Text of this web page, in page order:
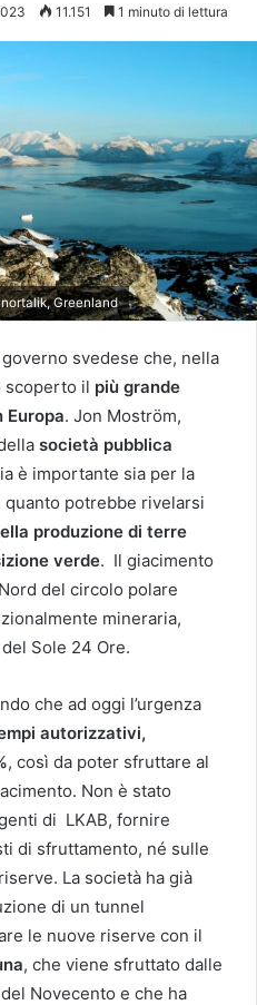
11.151 1 minuto di lettura
Greenland
svedese che, nella
scoperto il più grande
Europa. Jon Moström,
società pubblica
è importante sia per la
quanto potrebbe rivelarsi
produzione di terre
verde. Il giacimento
del circolo polare
mineraria,
Sole 24 Ore.
che ad oggi l’urgenza
autorizzativi,
, così da poter sfruttare al
Non è stato
di LKAB, fornire
di sfruttamento, né sulle
La società ha già
di un tunnel
le nuove riserve con il
, che viene sfruttato dalle
Novecento e che ha